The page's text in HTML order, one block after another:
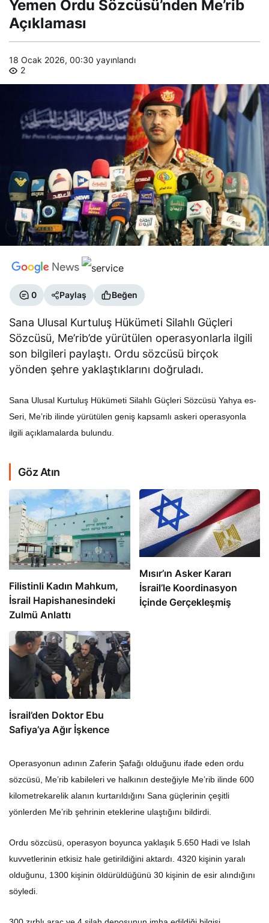
Açıklaması
Açıklaması
18 Ocak 2026, 00:30
yayınlandı
2
0 Paylaş Beğen
Sana Ulusal Kurtuluş Hükümeti Silahlı Güçleri
Sözcüsü, Me’rib’de yürütülen operasyonlarla ilgili
son bilgileri paylaştı. Ordu sözcüsü birçok
yönden şehre yaklaştıklarını doğruladı.
Sana Ulusal Kurtuluş Hükümeti Silahlı Güçleri Sözcüsü Yahya es-
Seri, Me’rib ilinde yürütülen geniş kapsamlı askeri operasyonla
ilgili açıklamalarda bulundu.
Göz Atın
Filistinli Kadın Mahkum,
İsrail Hapishanesindeki
Zulmü Anlattı
Mısır’ın Asker Kararı
İsrail’le Koordinasyon
İçinde Gerçekleşmiş
İsrail’den Doktor Ebu
Safiya’ya Ağır İşkence
Operasyonun adının Zaferin Şafağı olduğunu ifade eden ordu
sözcüsü, Me’rib kabileleri ve halkının desteğiyle Me’rib ilinde 600
kilometrekarelik alanın kurtarıldığını Sana güçlerinin çeşitli
yönlerden Me’rib şehrinin eteklerine ulaştığını bildirdi.
Ordu sözcüsü, operasyon boyunca yaklaşık 5.650 Hadi ve Islah
kuvvetlerinin etkisiz hale getirildiğini aktardı. 4320 kişinin yaralı
olduğunu, 1300 kişinin öldürüldüğünü 30 kişinin de esir alındığını
söyledi.
300 zırhlı araç ve 4 silah deposunun imha edildiği bilgisi